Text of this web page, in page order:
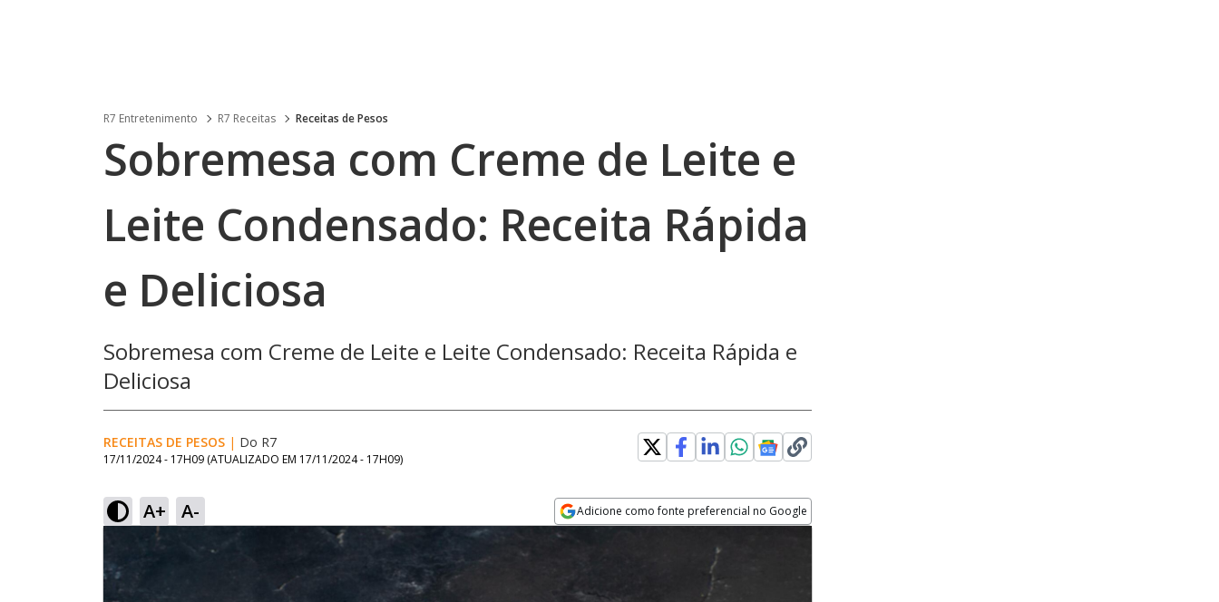
R7 Entretenimento R7 Receitas Receitas de Pesos
Sobremesa com Creme de Leite e
Leite Condensado: Receita Rápida
e Deliciosa
Sobremesa com Creme de Leite e Leite Condensado: Receita Rápida e
Deliciosa
RECEITAS DE PESOS | Do R7
17/11/2024 - 17H09 (ATUALIZADO EM 17/11/2024 - 17H09)
A+ A- Adicione como fonte preferencial no Google
Opens in new window